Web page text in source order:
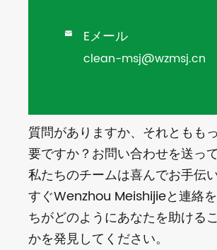
 Eメール
clean-msj@wzmsj.cn
質問がありますか、それともも
要ですか？お問い合わせを送っ
私たちのチームは喜んでお手伝
すぐWenzhou Meishijieと連絡
ちがどのようにあなたを助ける
かを発見してください。